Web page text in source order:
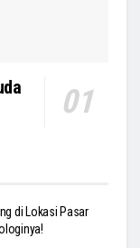
di Lokasi Pasar